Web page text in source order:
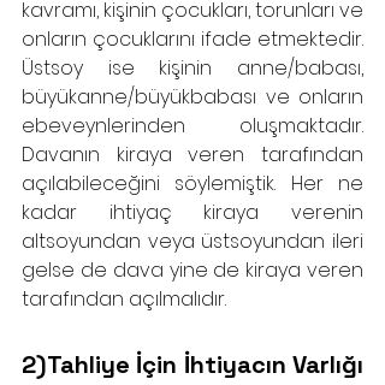
kavramı, kişinin çocukları, torunları ve
onların çocuklarını ifade etmektedir.
Üstsoy ise kişinin anne/babası,
büyükanne/büyükbabası ve onların
ebeveynlerinden oluşmaktadır.
Davanın kiraya veren tarafından
açılabileceğini söylemiştik. Her ne
kadar ihtiyaç kiraya verenin
altsoyundan veya üstsoyundan ileri
gelse de dava yine de kiraya veren
tarafından açılmalıdır.
2)Tahliye İçin İhtiyacın Varlığı